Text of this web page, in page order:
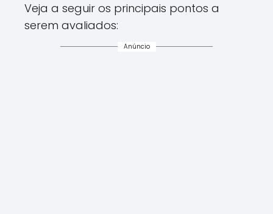
Veja a seguir os principais pontos a
serem avaliados:
Anúncio